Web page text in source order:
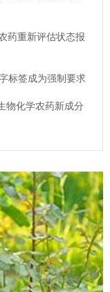
药重新评估状态报
标签成为强制要求
物化学农药新成分